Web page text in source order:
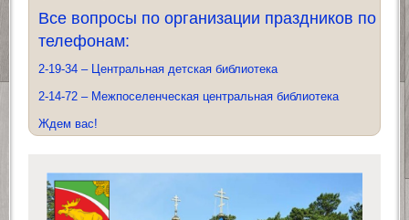
Все вопросы по организации праздников по
телефонам:
2-19-34 – Центральная детская библиотека
2-14-72 – Межпоселенческая центральная библиотека
Ждем вас!